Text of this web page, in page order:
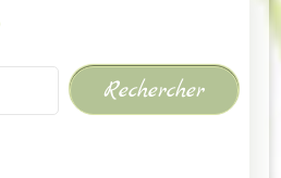
Rechercher